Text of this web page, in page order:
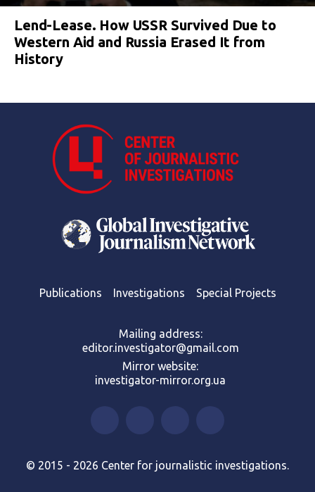
Lend-Lease. How USSR Survived Due to
Western Aid and Russia Erased It from
History
Publications Investigations Special Projects
Mailing address:
editor.investigator@gmail.com
Mirror website:
investigator-mirror.org.ua
© 2015 - 2026 Center for journalistic investigations.